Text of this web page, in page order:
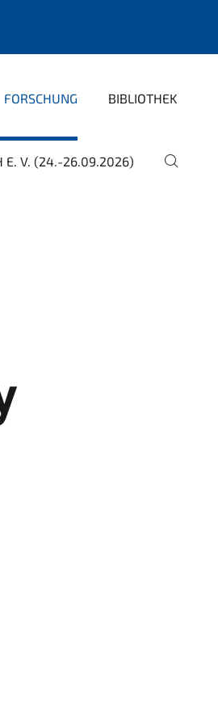
FORSCHUNG BIBLIOTHEK
E. V. (24.-26.09.2026)